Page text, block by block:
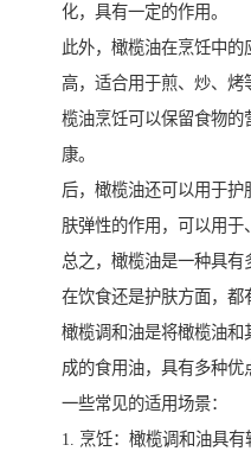
化，具有一定的作用。
此外，橄榄油在烹饪中
高，适合用于煎、炒、
榄油烹饪可以保留食物
康。
后，橄榄油还可以用于
肤弹性的作用，可以用于
总之，橄榄油是一种具
在饮食还是护肤方面，都
橄榄调和油是将橄榄油和
成的食用油，具有多种
一些常见的适用场景：
1. 烹饪：橄榄调和油具